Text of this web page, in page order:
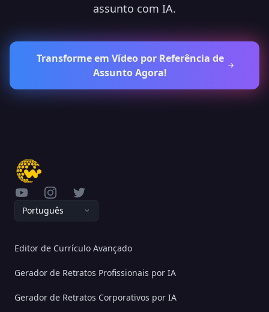
assunto com IA.
Transforme em Vídeo por Referência de
Assunto Agora!
YouTubeInstagramTwitter
Português
Editor de Currículo Avançado
Gerador de Retratos Profissionais por IA
Gerador de Retratos Corporativos por IA